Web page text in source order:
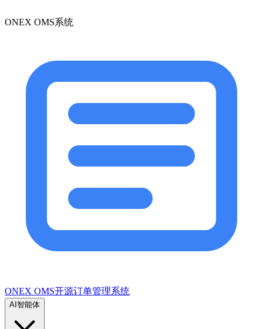
ONEX OMS系统
ONEX OMS开源订单管理系统
AI智能体